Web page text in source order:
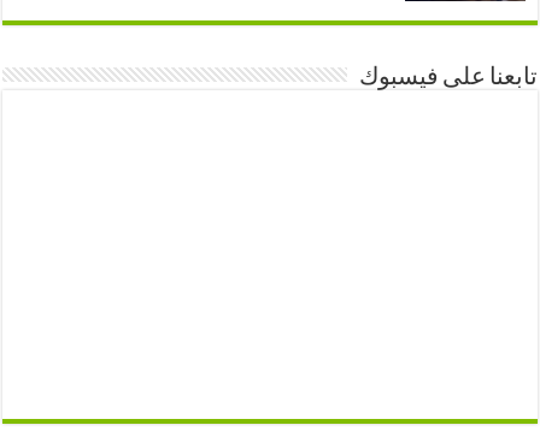
تابعنا على فيسبوك